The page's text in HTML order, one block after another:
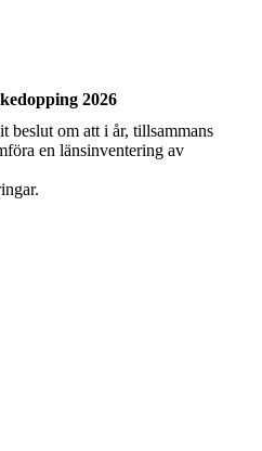
2026
beslut om att i år, tillsammans
en länsinventering av